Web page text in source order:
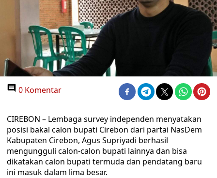
0 Komentar
CIREBON – Lembaga survey independen menyatakan
posisi bakal calon bupati Cirebon dari partai NasDem
Kabupaten Cirebon, Agus Supriyadi berhasil
mengungguli calon-calon bupati lainnya dan bisa
dikatakan calon bupati termuda dan pendatang baru
ini masuk dalam lima besar.